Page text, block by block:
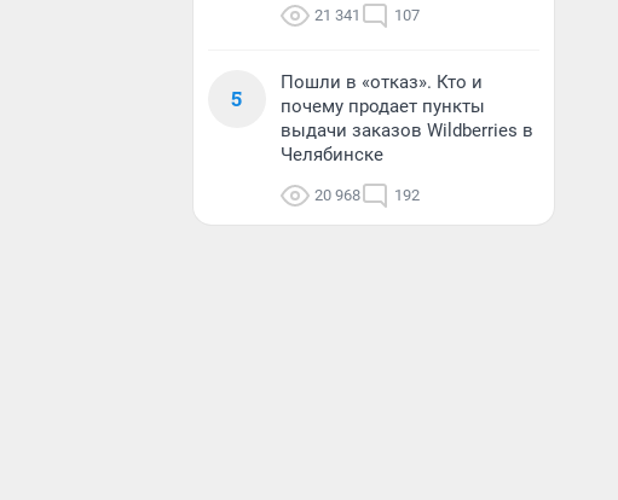
21 341 107
5
Пошли в «отказ». Кто и
почему продает пункты
выдачи заказов Wildberries в
Челябинске
20 968 192